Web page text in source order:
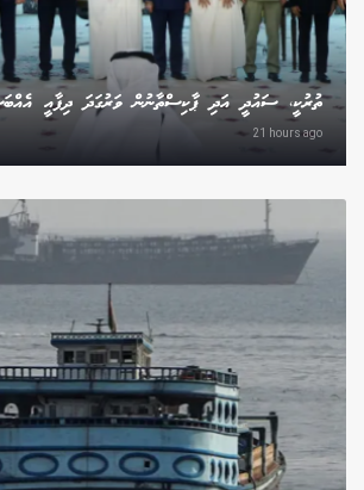
ތުރުކީ، ސައުދީ އަދި ޕާކިސްތާނުން ވަރުގަދަ ދިފާއީ
21 hours ago